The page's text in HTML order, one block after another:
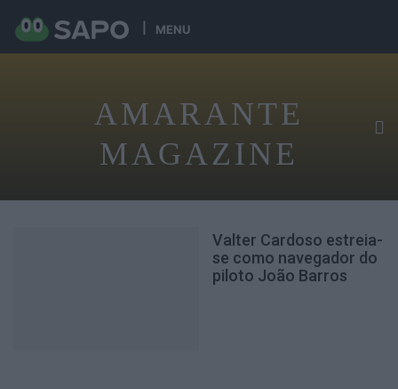
MENU
AMARANTE
MAGAZINE
Valter Cardoso estreia-
se como navegador do
piloto João Barros